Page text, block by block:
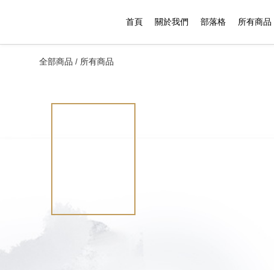
首頁 關於我們 部落格 所有商品
全部商品 / 所有商品